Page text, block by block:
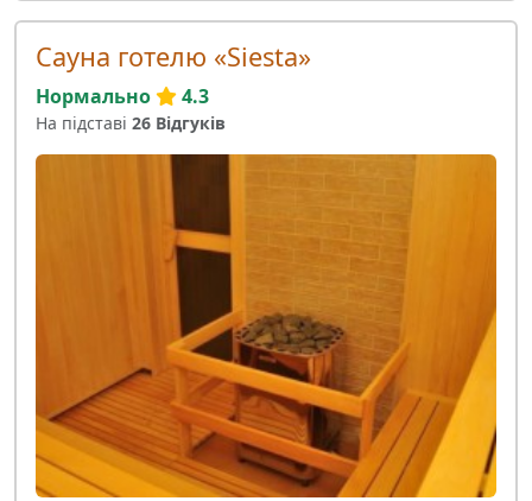
Сауна готелю «Siesta»
Нормально 4.3
На підставі 26 Відгуків